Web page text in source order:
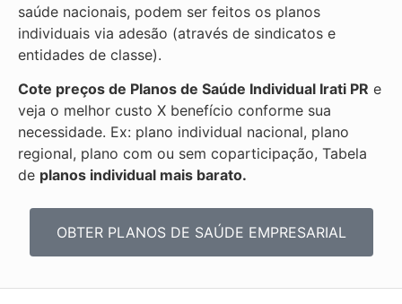
saúde nacionais, podem ser feitos os planos
individuais via adesão (através de sindicatos e
entidades de classe).
Cote preços de Planos de Saúde Individual Irati PR e
veja o melhor custo X benefício conforme sua
necessidade. Ex: plano individual nacional, plano
regional, plano com ou sem coparticipação, Tabela
de planos individual mais barato.
OBTER PLANOS DE SAÚDE EMPRESARIAL